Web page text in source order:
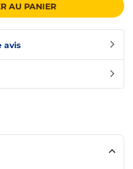
avis
AU PANIER